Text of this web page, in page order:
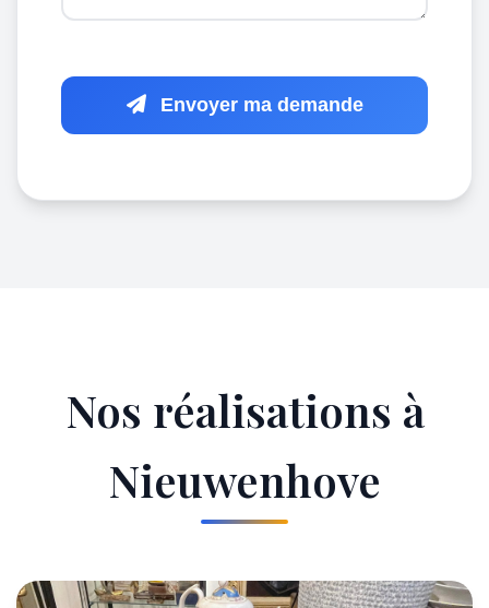
Envoyer ma demande
Nos réalisations à
Nieuwenhove